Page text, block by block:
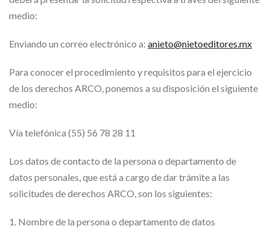
medio:
Enviando un correo electrónico a: anieto@nietoeditores.mx
Para conocer el procedimiento y requisitos para el ejercicio
de los derechos ARCO, ponemos a su disposición el siguiente
medio:
Vía telefónica (55) 56 78 28 11
Los datos de contacto de la persona o departamento de
datos personales, que está a cargo de dar trámite a las
solicitudes de derechos ARCO, son los siguientes:
1. Nombre de la persona o departamento de datos